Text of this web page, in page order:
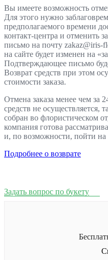
Вы имеете возможность
Для этого нужно
предполагаемого времени
контакт-центра и отменить
письмо на почту zakaz@iris-
на сайте будет изменен на
Подтверждающее письмо
Возврат средств при этом
стоимости заказа.
Отмена заказа менее чем за
средств не осуществляется,
собран во флористическом
компания готова
и, по возможности, пойти на
Подробнее о возврате
Задать вопрос по букету